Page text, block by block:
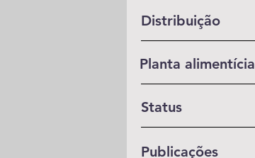
Distribuição
Planta alimentícia
Status
Publicações